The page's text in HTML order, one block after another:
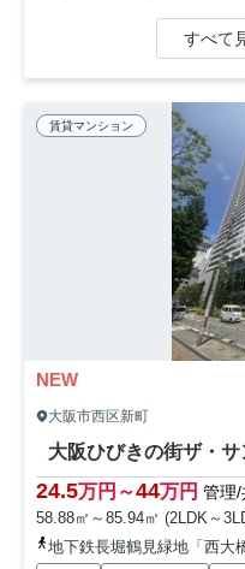
すべて
賃貸マンション
NEW
大阪市西区新町
24.5万円～44万円 管理/
58.88㎡～85.94㎡ (2LDK～
地下鉄長堀鶴見緑地「西大